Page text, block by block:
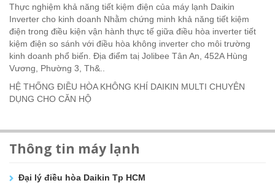
Thực nghiệm khả năng tiết kiệm điện của máy lạnh Daikin
Inverter cho kinh doanh Nhằm chứng minh khả năng tiết kiệm
điện trong điều kiện vận hành thực tế giữa điều hòa inverter tiết
kiệm điện so sánh với điều hòa không inverter cho môi trường
kinh doanh phổ biến. Địa điểm taị Jolibee Tân An, 452A Hùng
Vương, Phường 3, Th&..
HỆ THỐNG ĐIỀU HÒA KHÔNG KHÍ DAIKIN MULTI CHUYÊN
DỤNG CHO CĂN HỘ
Thông tin máy lạnh
Đại lý điều hòa Daikin Tp HCM